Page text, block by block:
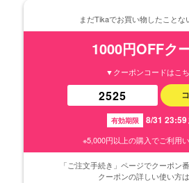
まだTikaでお買い物したことな
1000円OFFク
▼クーポンコードはこ
8/31
※5,000円以上の購入でご利用
「ご注文手続き」ページでクーポン
クーポンの詳しい使い方は